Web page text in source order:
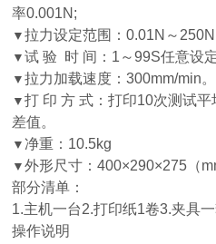
率0.001N;
▼拉力设定范围：0.01N～
▼试 验 时 间：1～99S任意设
▼拉力加载速度：300mm/min。
▼打 印 方 式：打印10次测试
差值。
▼净重：10.5kg
▼外形尺寸：400×290×275（
部分清单：
1.主机一台2.打印纸1卷3.夹具
操作说明